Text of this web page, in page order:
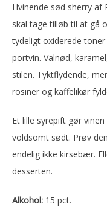
Hvinende sød sherry af
skal tage tilløb til at gå
tydeligt oxiderede
portvin. Valnød,
stilen. Tyktflydende,
rosiner og kaffelikør
Et lille syrepift gør
voldsomt sødt. Prøv
endelig ikke kirsebær.
desserten.
Alkohol: 15 pct.